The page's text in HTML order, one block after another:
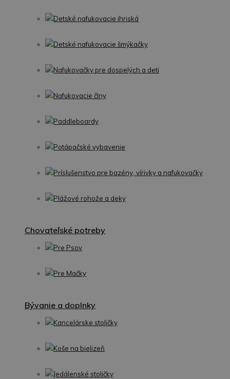
Detské nafukovacie ihriská
Detské nafukovacie šmýkačky
Nafukovačky pre dospelých a deti
Nafukovacie člny
Paddleboardy
Potápačské vybavenie
Príslušenstvo pre bazény, vírivky a nafukovačky
Plážové rohože a deky
Chovateľské potreby
Pre Psov
Pre Mačky
Bývanie a doplnky
Kancelárske stoličky
Koše na bielizeň
Jedálenské stoličky